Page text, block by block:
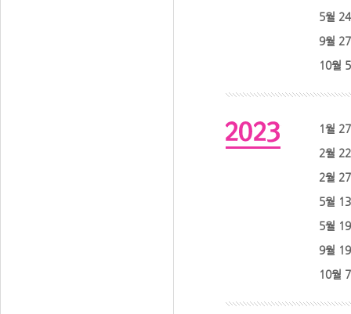
5월
9월
10월
1월
2월
2월
5월
5월
9월
10월